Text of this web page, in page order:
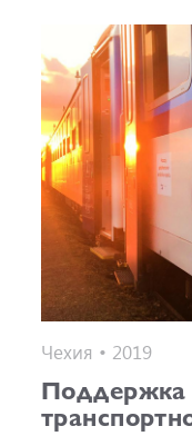
Чехия • 2019
Поддержка